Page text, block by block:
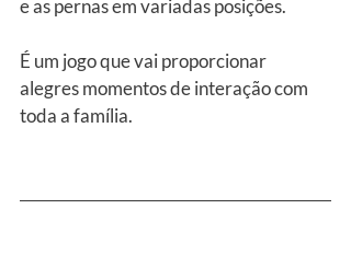
e as pernas em variadas posições.
É um jogo que vai proporcionar
alegres momentos de interação com
toda a família.